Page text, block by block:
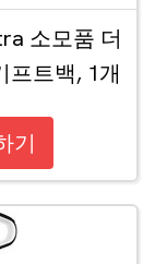
소모품 더
프트백, 1개
기